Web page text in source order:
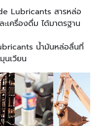
Lubricants สารหล่อ
เครื่องดื่ม ได้มาตรฐาน
น้ำมันหล่อลื่นที่
นเวียน